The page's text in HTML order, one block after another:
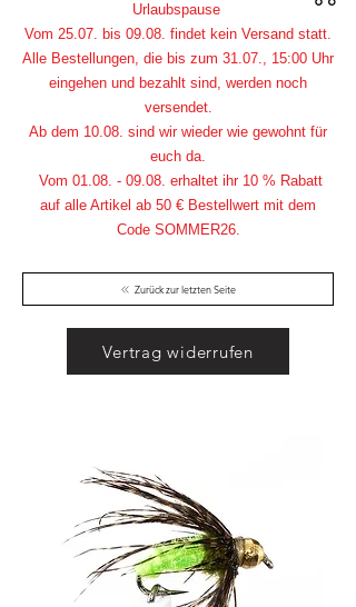
Zurück zur letzten Seite
Urlaubspause
Vom 25.07. bis 09.08. findet kein Versand statt.
Alle Bestellungen, die bis zum 31.07., 15:00 Uhr
eingehen und bezahlt sind, werden noch
versendet.
Ab dem 10.08. sind wir wieder wie gewohnt für
euch da.
Vom 01.08. - 09.08. erhaltet ihr 10 % Rabatt
auf alle Artikel ab 50 € Bestellwert mit dem
Code SOMMER26.
Vertrag widerrufen